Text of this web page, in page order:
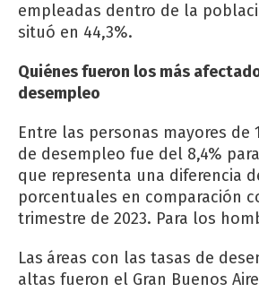
empleadas dentro de la
situó en 44,3%.
Quiénes fueron los más
desempleo
Entre las personas mayores de
de desempleo fue del 8,4%
que representa una diferencia
porcentuales en comparación
trimestre de 2023. Para los
Las áreas con las tasas de
altas fueron el Gran Buenos